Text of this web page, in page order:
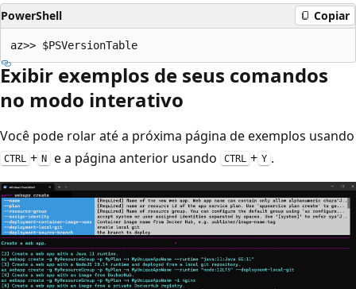
PowerShell Copiar
Exibir exemplos de seus comandos
no modo interativo
Você pode rolar até a próxima página de exemplos usando
CTRL + N e a página anterior usando CTRL + Y .